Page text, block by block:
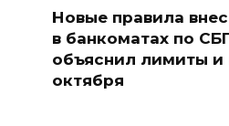
Новые правила
в банкоматах по
объяснил лимиты и
октября